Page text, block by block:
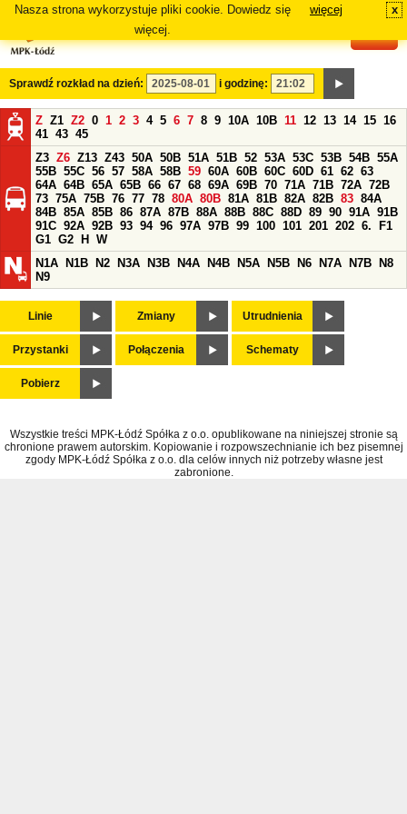
Nasza strona wykorzystuje pliki cookie. Dowiedz się
więcej.
więcej x
Sprawdź rozkład na dzień: i godzinę:
Z Z1 Z2 0 1 2 3 4 5 6 7 8 9 10A 10B 11 12 13 14 15 16
41 43 45
Z3 Z6 Z13 Z43 50A 50B 51A 51B 52 53A 53C 53B 54B 55A
55B 55C 56 57 58A 58B 59 60A 60B 60C 60D 61 62 63
64A 64B 65A 65B 66 67 68 69A 69B 70 71A 71B 72A 72B
73 75A 75B 76 77 78 80A 80B 81A 81B 82A 82B 83 84A
84B 85A 85B 86 87A 87B 88A 88B 88C 88D 89 90 91A 91B
91C 92A 92B 93 94 96 97A 97B 99 100 101 201 202 6.
F1
G1 G2 H
W
N1A
N1B N2 N3A N3B N4A N4B N5A N5B N6 N7A N7B
N8
N9
Linie Zmiany Utrudnienia
Przystanki Połączenia Schematy
Pobierz
Wszystkie treści MPK-Łódź Spółka z o.o. opublikowane na niniejszej stronie są
chronione prawem autorskim. Kopiowanie i rozpowszechnianie ich bez pisemnej
zgody MPK-Łódź Spółka z o.o. dla celów innych niż potrzeby własne jest
zabronione.